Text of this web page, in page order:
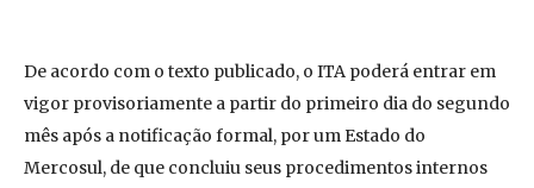
De acordo com o texto publicado, o ITA poderá entrar em
vigor provisoriamente a partir do primeiro dia do segundo
mês após a notificação formal, por um Estado do
Mercosul, de que concluiu seus procedimentos internos